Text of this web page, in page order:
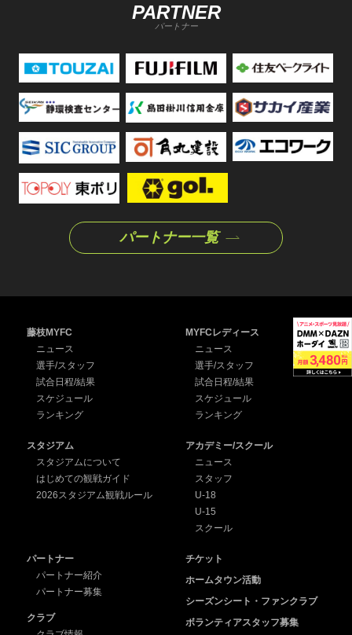
PARTNER
パートナー
パートナー一覧
藤枝MYFC
ニュース
選手/スタッフ
試合日程/結果
スケジュール
ランキング
MYFCレディース
ニュース
選手/スタッフ
試合日程/結果
スケジュール
ランキング
スタジアム
スタジアムについて
はじめての観戦ガイド
2026スタジアム観戦ルール
アカデミー/スクール
ニュース
スタッフ
U-18
U-15
スクール
パートナー
パートナー紹介
パートナー募集
クラブ
チケット
ホームタウン活動
シーズンシート・ファンクラブ
ボランティアスタッフ募集